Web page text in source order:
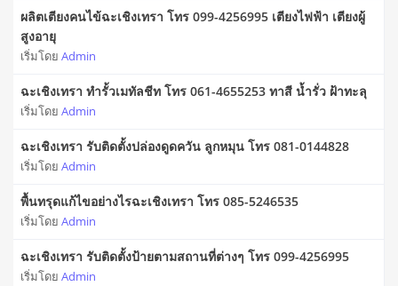
ผลิตเตียงคนไข้ฉะเชิงเทรา โทร 099-4256995 เตียงไฟฟ้า เตียงผู้
สูงอายุ
เริ่มโดย Admin
ฉะเชิงเทรา ทำรั้วเมทัลชีท โทร 061-4655253 ทาสี น้ำรั่ว ฝ้าทะลุ
เริ่มโดย Admin
ฉะเชิงเทรา รับติดตั้งปล่องดูดควัน ลูกหมุน โทร 081-0144828
เริ่มโดย Admin
พื้นทรุดแก้ไขอย่างไรฉะเชิงเทรา โทร 085-5246535
เริ่มโดย Admin
ฉะเชิงเทรา รับติดตั้งป้ายตามสถานที่ต่างๆ โทร 099-4256995
เริ่มโดย Admin